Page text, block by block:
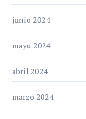
junio 2024
mayo 2024
abril 2024
marzo 2024